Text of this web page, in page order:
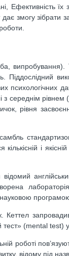
їх
змогу зібрати
з середнім
рівня
і
відомий
лабораторія
тест» (mental test)
роботі
відому під